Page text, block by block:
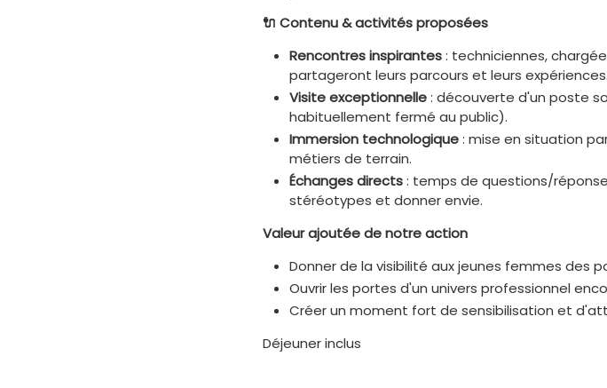
🔌 Contenu & activités proposées
Rencontres inspirantes: techniciennes,
partageront leurs parcours et leurs expériences.
Visite exceptionnelle: découverte d'un poste
habituellement fermé au public).
Immersion technologique: mise en situation
métiers de terrain.
Échanges directs: temps de questions/
stéréotypes et donner envie.
Valeur ajoutée de notre action
Donner de la visibilité aux jeunes femmes des
Ouvrir les portes d'un univers professionnel
Créer un moment fort de sensibilisation et
Déjeuner inclus